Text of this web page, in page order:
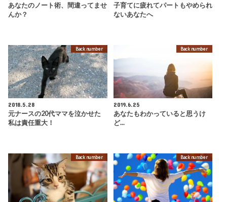
あなたのノート術、間違ってませ
んか？
子育てに疲れてパートもやめられ
ないあなたへ
Back number
2018.5.28
元ナースの20代ママを泣かせた
私は責任重大！
Back number
2019.6.25
あなたもわかっていると思うけ
ど...
Back number Back number